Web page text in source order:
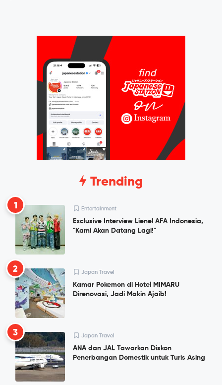
Trending
1 Entertainment
Exclusive Interview Lienel AFA Indonesia,
"Kami Akan Datang Lagi!"
2 Japan Travel
Kamar Pokemon di Hotel MIMARU
Direnovasi, Jadi Makin Ajaib!
3 Japan Travel
ANA dan JAL Tawarkan Diskon
Penerbangan Domestik untuk Turis Asing